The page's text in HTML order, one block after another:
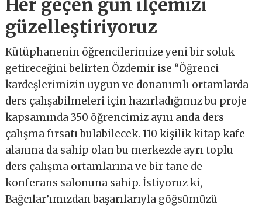
güzelleştiriyoruz
Kütüphanenin öğrencilerimize yeni bir soluk
getireceğini belirten Özdemir ise “Öğrenci
kardeşlerimizin uygun ve donanımlı ortamlarda
ders çalışabilmeleri için hazırladığımız bu proje
kapsamında 350 öğrencimiz aynı anda ders
çalışma fırsatı bulabilecek. 110 kişilik kitap kafe
alanına da sahip olan bu merkezde ayrı toplu
ders çalışma ortamlarına ve bir tane de
konferans salonuna sahip. İstiyoruz ki,
Bağcılar’ımızdan başarılarıyla göğsümüzü